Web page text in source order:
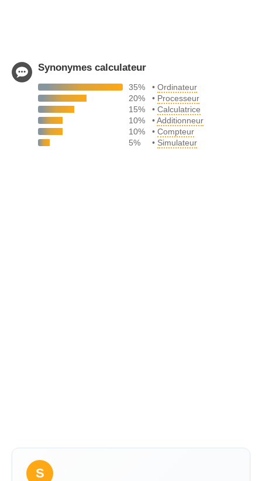
Synonymes calculateur
35% •Ordinateur
20%
• Processeur
15%
•Calculatrice
10%
•Additionneur
10%
•Compteur
5%
• Simulateur
S